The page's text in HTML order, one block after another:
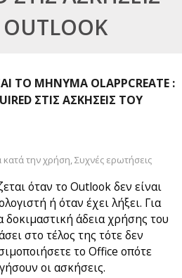
ΤΟ ΜΉΝΥΜΑ OLAPPCREATE :
ΣΤΙΣ ΑΣΚΉΣΕΙΣ ΤΟΥ
την χρήση,Συχνές ερωτήσεις
όταν το Outlook δεν είναι
ή όταν έχει λήξει. Για
δοκιμαστική άδεια χρήσης του
στο τέλος της τότε δεν
το Office οπότε
οι ασκήσεις.